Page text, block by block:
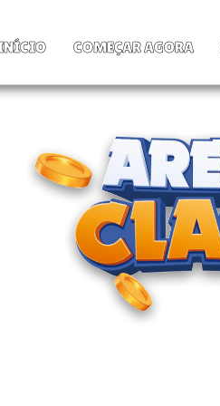
COMEÇAR AGORA